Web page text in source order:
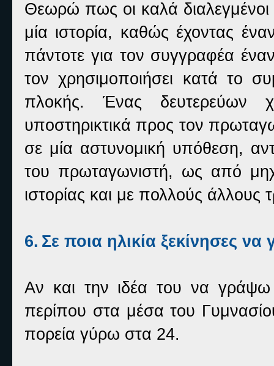
Θεωρώ πως οι καλά διαλεγμένοι
μία ιστορία, καθώς έχοντας
πάντοτε για τον συγγραφέα
τον χρησιμοποιήσει κατά το
πλοκής. Ένας δευτερεύων
υποστηρικτικά προς τον
σε μία αστυνομική υπόθεση,
του πρωταγωνιστή, ως από
ιστορίας και με πολλούς άλλους
6. Σε ποια ηλικία ξεκίνησες να
Αν και την ιδέα του να γράψω
περίπου στα μέσα του
πορεία γύρω στα 24.